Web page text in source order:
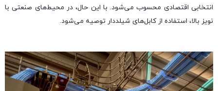
انتخابی اقتصادی محسوب می‌شود. با این حال، در محیط‌های صنعتی با
نویز بالا، استفاده از کابل‌های شیلددار توصیه می‌شود.